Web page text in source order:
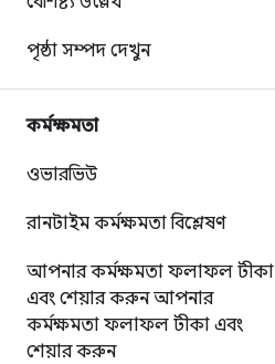
পৃষ্ঠা সম্পদ দেখুন
কর্মক্ষমতা
ওভারভিউ
রানটাইম কর্মক্ষমতা বিশ্লেষণ
আপনার কর্মক্ষমতা ফলাফল টীকা
এবং শেয়ার করুনআপনার
কর্মক্ষমতা ফলাফল টীকা এবং
শেয়ার করুন